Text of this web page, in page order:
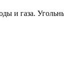
и газа.